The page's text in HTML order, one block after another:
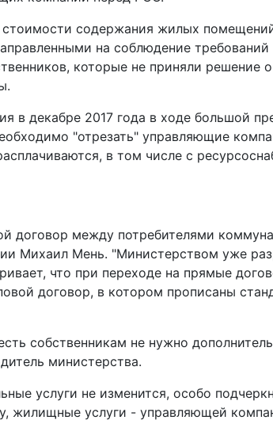
стоимости содержания жилых
на соблюдение требований
которые не приняли решение
в декабре 2017 года в ходе большой
"отрезать" управляющие
в том числе с
договор между потребителями
Михаил Мень. "Министерством уже
что при переходе на прямые
договор, в котором прописаны
собственникам не нужно
министерства.
услуги не изменится, особо
жилищные услуги - управляющей